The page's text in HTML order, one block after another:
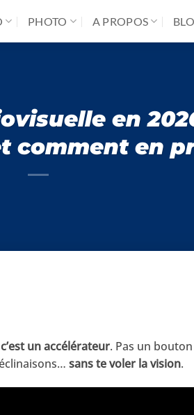
PHOTO A PROPOS
en
comment en
un accélérateur. Pas un
sans te voler la vision.